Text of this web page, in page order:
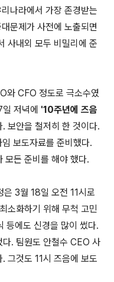
나라에서 가장 존경받는
문제가 사전에 노출되면
사내외 모두 비밀리에 준
와 CFO 정도로 극소수였
저녁에 '10주년에 즈음
보안을 철저히 한 것이다.
보도자료를 준비했다.
모든 준비를 해야 했다.
은 3월 18일 오전 11시로
소화하기 위해 무척 고민
등에도 신경을 많이 썼다.
. 팀원도 안철수 CEO 사
그것도 11시 즈음에 보도